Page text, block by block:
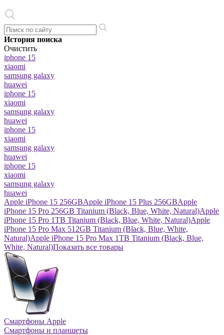
История поиска
Очистить
iphone 15
xiaomi
samsung galaxy
huawei
iphone 15
xiaomi
samsung galaxy
huawei
iphone 15
xiaomi
samsung galaxy
huawei
iphone 15
xiaomi
samsung galaxy
huawei
Apple iPhone 15 256GBApple iPhone 15 Plus 256GBApple
iPhone 15 Pro 256GB Titanium (Black, Blue, White, Natural)Apple
iPhone 15 Pro 1TB Titanium (Black, Blue, White, Natural)Apple
iPhone 15 Pro Max 512GB Titanium (Black, Blue, White,
Natural)Apple iPhone 15 Pro Max 1TB Titanium (Black, Blue,
White, Natural)Показать все товары
Смартфоны Apple
Смартфоны и планшеты